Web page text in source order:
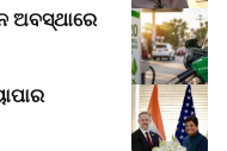
ଅବସ୍ଥାରେ